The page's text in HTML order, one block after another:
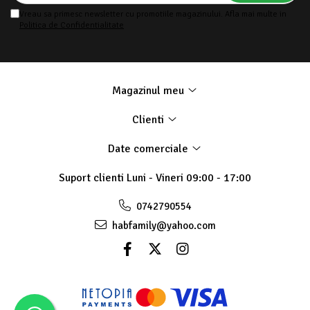
Vreau sa primesc newsletter cu promotiile magazinului. Afla mai multe in
Politica de Confidentialitate
Magazinul meu
Clienti
Date comerciale
Suport clienti Luni - Vineri 09:00 - 17:00
0742790554
habfamily@yahoo.com